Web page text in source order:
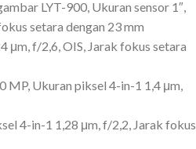
LYT-900, Ukuran sensor 1″,
setara dengan 23 mm
μm, f/2,6, OIS, Jarak fokus setara
MP, Ukuran piksel 4-in-1 1,4 μm,
4-in-1 1,28 μm, f/2,2, Jarak fokus